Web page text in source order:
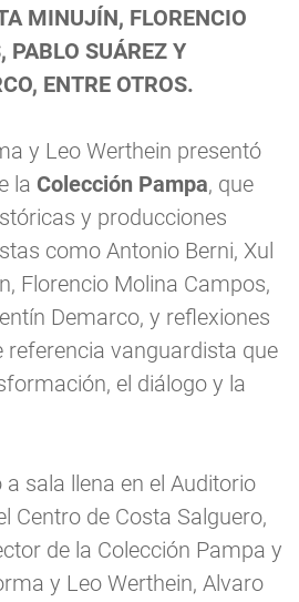
MINUJÍN, FLORENCIO
SUÁREZ Y
ENTRE OTROS.
y Leo Werthein presentó
la Colección Pampa, que
y producciones
como Antonio Berni, Xul
Florencio Molina Campos,
Demarco, y reflexiones
referencia vanguardista que
el diálogo y la
a sala llena en el Auditorio
Centro de Costa Salguero,
de la Colección Pampa y
y Leo Werthein, Alvaro